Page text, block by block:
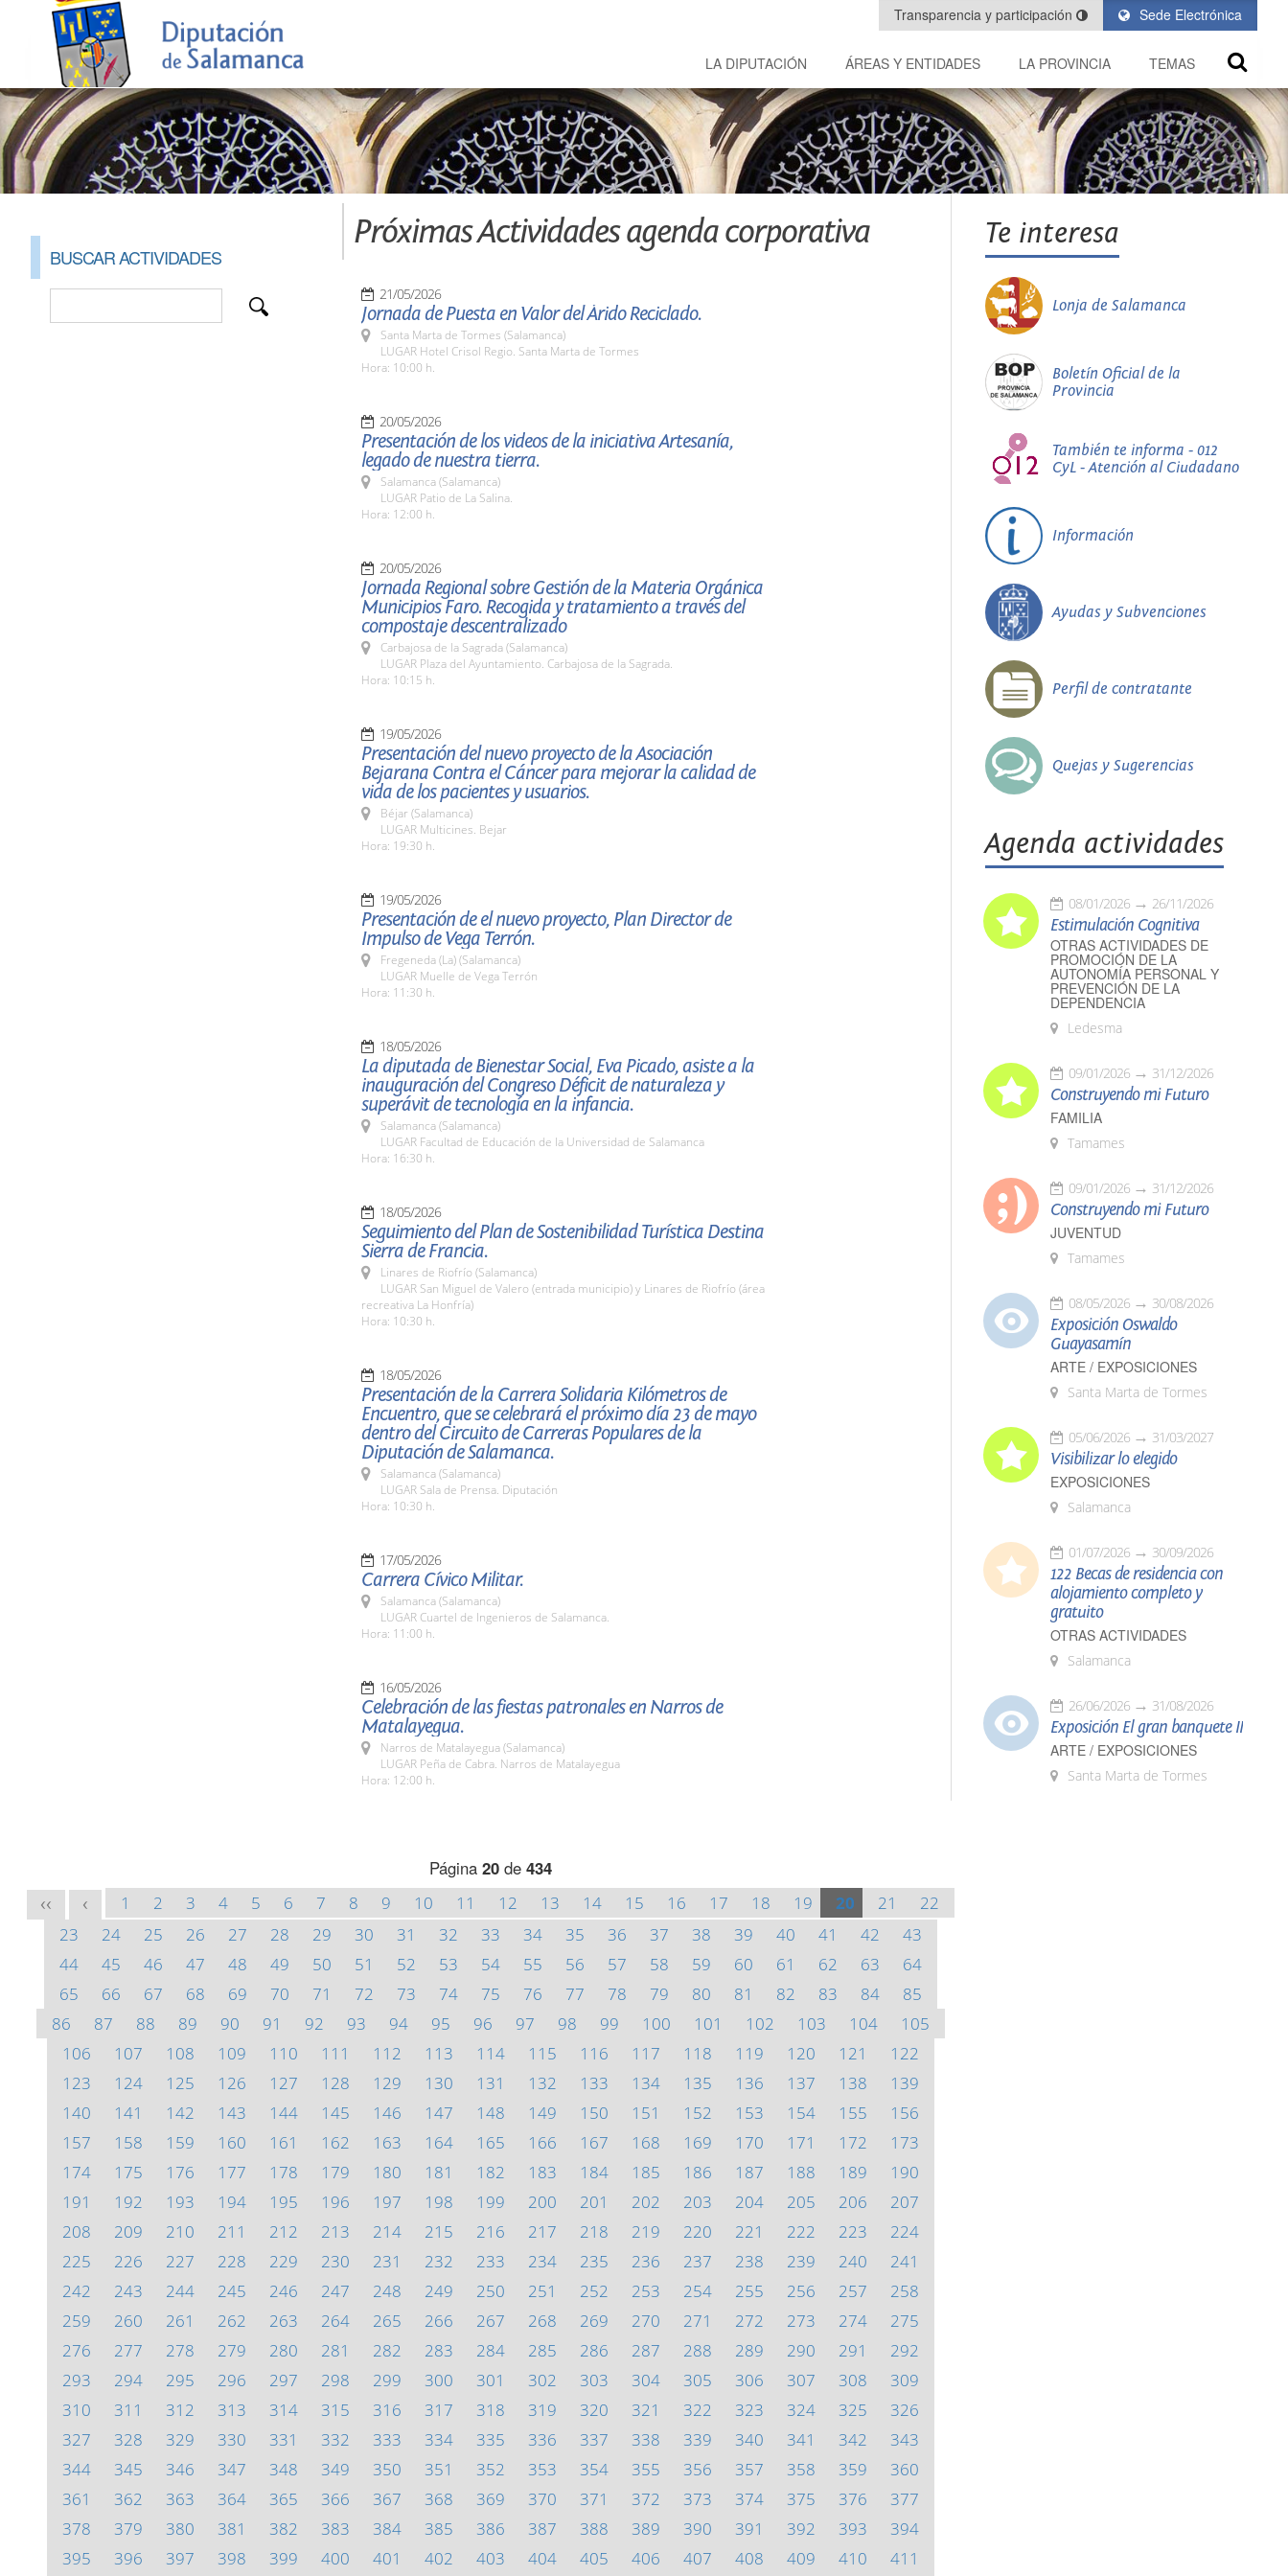
Sede Electrónica
Transparencia y participación
LA DIPUTACIÓN ÁREAS Y ENTIDADES LA PROVINCIA TEMAS
BUSCAR ACTIVIDADES
Próximas Actividades agenda corporativa
21/05/2026
Jornada de Puesta en Valor del Árido Reciclado.
Santa Marta de Tormes (Salamanca)
LUGAR Hotel Crisol Regio. Santa Marta de Tormes
Hora: 10:00 h.
20/05/2026
Presentación de los videos de la iniciativa Artesanía,
legado de nuestra tierra.
Salamanca (Salamanca)
LUGAR Patio de La Salina.
Hora: 12:00 h.
20/05/2026
Jornada Regional sobre Gestión de la Materia Orgánica
Municipios Faro. Recogida y tratamiento a través del
compostaje descentralizado
Carbajosa de la Sagrada (Salamanca)
LUGAR Plaza del Ayuntamiento. Carbajosa de la Sagrada.
Hora: 10:15 h.
19/05/2026
Presentación del nuevo proyecto de la Asociación
Bejarana Contra el Cáncer para mejorar la calidad de
vida de los pacientes y usuarios.
Béjar (Salamanca)
LUGAR Multicines. Bejar
Hora: 19:30 h.
19/05/2026
Presentación de el nuevo proyecto, Plan Director de
Impulso de Vega Terrón.
Fregeneda (La) (Salamanca)
LUGAR Muelle de Vega Terrón
Hora: 11:30 h.
18/05/2026
La diputada de Bienestar Social, Eva Picado, asiste a la
inauguración del Congreso Déficit de naturaleza y
superávit de tecnología en la infancia.
Salamanca (Salamanca)
LUGAR Facultad de Educación de la Universidad de Salamanca
Hora: 16:30 h.
18/05/2026
Seguimiento del Plan de Sostenibilidad Turística Destina
Sierra de Francia.
Linares de Riofrío (Salamanca)
LUGAR San Miguel de Valero (entrada municipio) y Linares de Riofrío (área
recreativa La Honfría)
Hora: 10:30 h.
18/05/2026
Presentación de la Carrera Solidaria Kilómetros de
Encuentro, que se celebrará el próximo día 23 de mayo
dentro del Circuito de Carreras Populares de la
Diputación de Salamanca.
Salamanca (Salamanca)
LUGAR Sala de Prensa. Diputación
Hora: 10:30 h.
17/05/2026
Carrera Cívico Militar.
Salamanca (Salamanca)
LUGAR Cuartel de Ingenieros de Salamanca.
Hora: 11:00 h.
16/05/2026
Celebración de las fiestas patronales en Narros de
Matalayegua.
Narros de Matalayegua (Salamanca)
LUGAR Peña de Cabra. Narros de Matalayegua
Hora: 12:00 h.
Página 20 de 434
<< < 1 2 3 4 5 6 7 8 9 10 11 12 13 14 15 16 17 18 19 20 21
22
23
24 25 26 27 28 29 30 31 32 33 34 35 36 37 38 39 40 41 42
43
44
45 46 47 48 49 50 51 52 53 54 55 56 57 58 59 60 61 62 63
64
65
66 67 68 69 70 71 72 73 74 75 76 77 78 79 80 81 82 83 84
85
86
87 88 89 90 91 92 93 94 95 96 97 98 99 100 101 102 103 104
105
106
107 108 109 110 111 112 113 114 115 116 117 118 119 120 121
122
123
124 125 126 127 128 129 130 131 132 133 134 135 136 137 138
139
140
141 142 143 144 145 146 147 148 149 150 151 152 153 154 155
156
157
158 159 160 161 162 163 164 165 166 167 168 169 170 171 172
173
174
175 176 177 178 179 180 181 182 183 184 185 186 187 188 189
190
191
192 193 194 195 196 197 198 199 200 201 202 203 204 205 206
207
208
209 210 211 212 213 214 215 216 217 218 219 220 221 222 223
224
225
226 227 228 229 230 231 232 233 234 235 236 237 238 239 240
241
242
243 244 245 246 247 248 249 250 251 252 253 254 255 256 257
258
259
260 261 262 263 264 265 266 267 268 269 270 271 272 273 274
275
276
277 278 279 280 281 282 283 284 285 286 287 288 289 290 291
292
293
294 295 296 297 298 299 300 301 302 303 304 305 306 307 308
309
310
311 312 313 314 315 316 317 318 319 320 321 322 323 324 325
326
327
328 329 330 331 332 333 334 335 336 337 338 339 340 341 342
343
344
345 346 347 348 349 350 351 352 353 354 355 356 357 358 359
360
361
362 363 364 365 366 367 368 369 370 371 372 373 374 375 376
377
378
379 380 381 382 383 384 385 386 387 388 389 390 391 392 393
394
395
396 397 398 399 400 401 402 403 404 405 406 407 408 409 410 411
Te interesa
Lonja de Salamanca
Boletín Oficial de la
Provincia
También te informa - 012
CyL - Atención al Ciudadano
Información
Ayudas y Subvenciones
Perfil de contratante
Quejas y Sugerencias
Agenda actividades
08/01/2026 26/11/2026
Estimulación Cognitiva
OTRAS ACTIVIDADES DE
PROMOCIÓN DE LA
AUTONOMÍA PERSONAL Y
PREVENCIÓN DE LA
DEPENDENCIA
Ledesma
09/01/2026 31/12/2026
Construyendo mi Futuro
FAMILIA
Tamames
09/01/2026 31/12/2026
Construyendo mi Futuro
JUVENTUD
Tamames
08/05/2026 30/08/2026
Exposición Oswaldo
Guayasamín
ARTE / EXPOSICIONES
Santa Marta de Tormes
05/06/2026 31/03/2027
Visibilizar lo elegido
EXPOSICIONES
Salamanca
01/07/2026 30/09/2026
122 Becas de residencia con
alojamiento completo y
gratuito
OTRAS ACTIVIDADES
Salamanca
26/06/2026 31/08/2026
Exposición El gran banquete II
ARTE / EXPOSICIONES
Santa Marta de Tormes